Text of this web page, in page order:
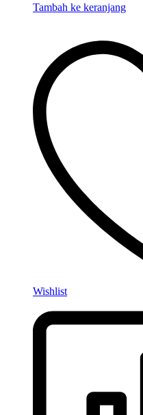
Tambah ke keranjang
Wishlist